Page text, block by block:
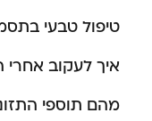
טיפול טבעי
איך לעקוב אחרי
מהם תוספי